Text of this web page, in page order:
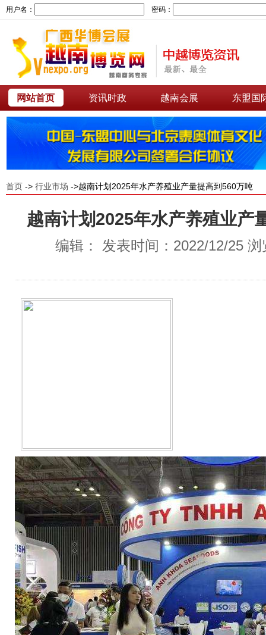
用户名： 密码：
网站首页 资讯时政 越南会展 东盟国
首页 -> 行业市场 ->越南计划2025年水产养殖业产量提高到560万吨
越南计划2025年水产养殖业产
编辑： 发表时间：2022/12/25